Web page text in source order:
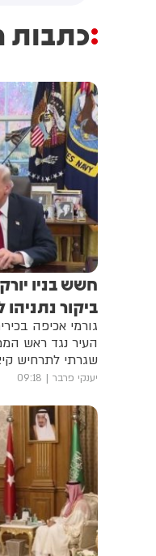
כתבות
חשש בניו
ביקור
גורמי אכיפה
העיר נגד ראש
שגרתי לתרחיש
יענקי פרבר 09:18